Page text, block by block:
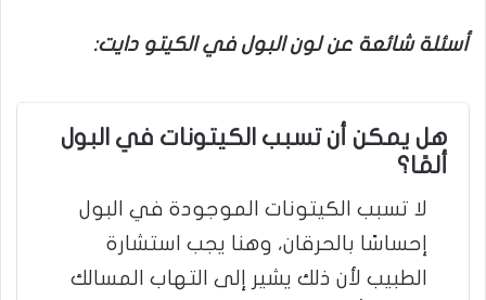
أسئلة شائعة عن لون البول في الكيتو دايت:
هل يمكن أن تسبب الكيتونات في البول
ألمًا؟
لا تسبب الكيتونات الموجودة في البول
إحساسًا بالحرقان، وهنا يجب استشارة
الطبيب لأن ذلك يشير إلى التهاب المسالك